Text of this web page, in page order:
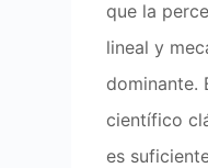
que la
lineal y
dominante.
científico
es